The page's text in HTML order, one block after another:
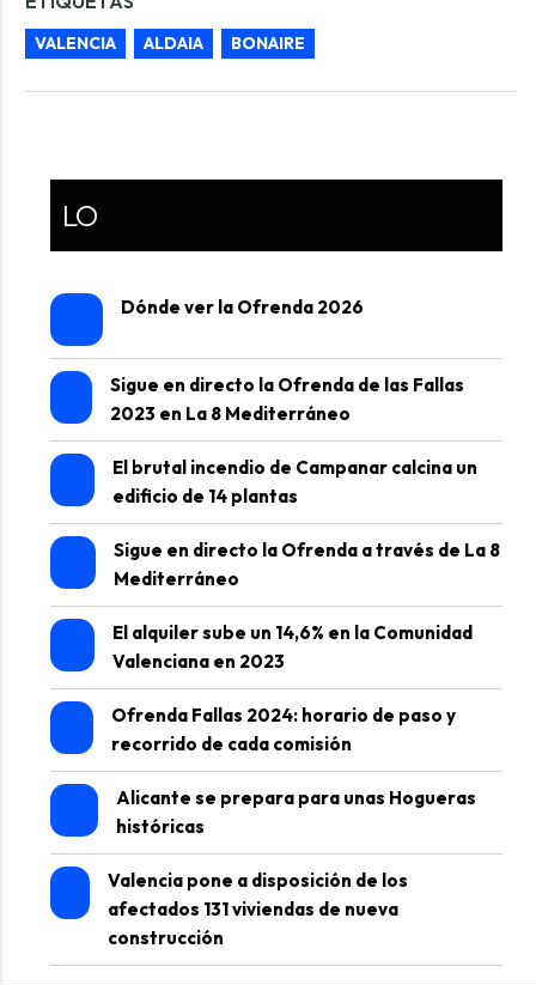
VALENCIA ALDAIA BONAIRE
LO
Dónde ver la Ofrenda 2026
Sigue en directo la Ofrenda de las Fallas
2023 en La 8 Mediterráneo
El brutal incendio de Campanar calcina un
edificio de 14 plantas
Sigue en directo la Ofrenda a través de La 8
Mediterráneo
El alquiler sube un 14,6% en la Comunidad
Valenciana en 2023
Ofrenda Fallas 2024: horario de paso y
recorrido de cada comisión
Alicante se prepara para unas Hogueras
históricas
Valencia pone a disposición de los
afectados 131 viviendas de nueva
construcción